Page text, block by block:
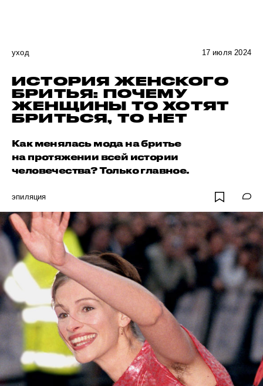
уход 17 июля 2024
ИСТОРИЯ ЖЕНСКОГО
БРИТЬЯ: ПОЧЕМУ
ЖЕНЩИНЫ ТО ХОТЯТ
БРИТЬСЯ, ТО НЕТ
Как менялась мода на бритье
на протяжении всей истории
человечества? Только главное.
эпиляция